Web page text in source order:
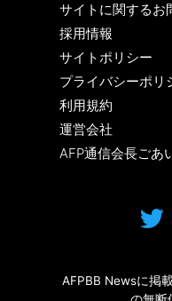
サイトに関するお
採用情報
サイトポリシー
プライバシーポリ
利用規約
運営会社
AFP通信会長ごあ
AFPBB Newsに掲